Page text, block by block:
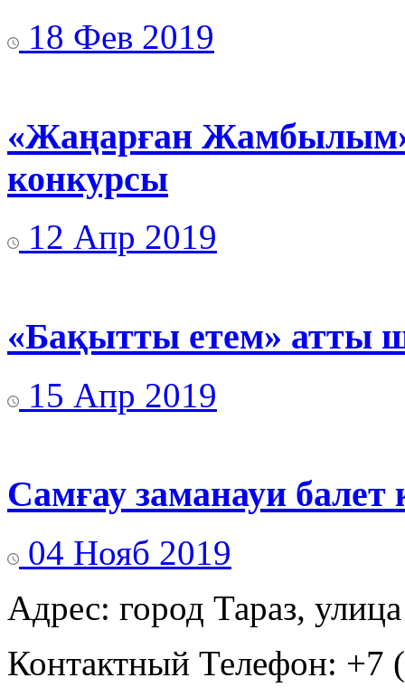
18 Фев 2019
«Жаңарған
конкурсы
12 Апр 2019
«Бақытты етем» атты
15 Апр 2019
Самғау заманауи балет
04 Нояб 2019
Адрес: город Тараз,
Контактный Телефон: +7